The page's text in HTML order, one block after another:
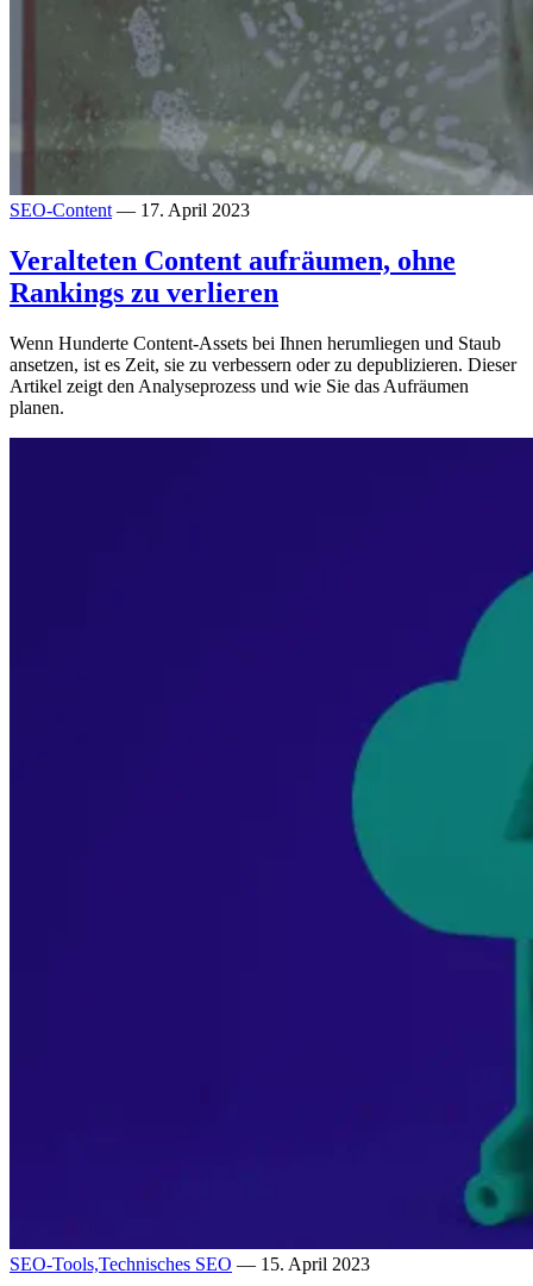
SEO-Content — 17. April 2023
Veralteten Content aufräumen, ohne
Rankings zu verlieren
Wenn Hunderte Content-Assets bei Ihnen herumliegen und Staub
ansetzen, ist es Zeit, sie zu verbessern oder zu depublizieren. Dieser
Artikel zeigt den Analyseprozess und wie Sie das Aufräumen
planen.
SEO-Tools,Technisches SEO — 15. April 2023